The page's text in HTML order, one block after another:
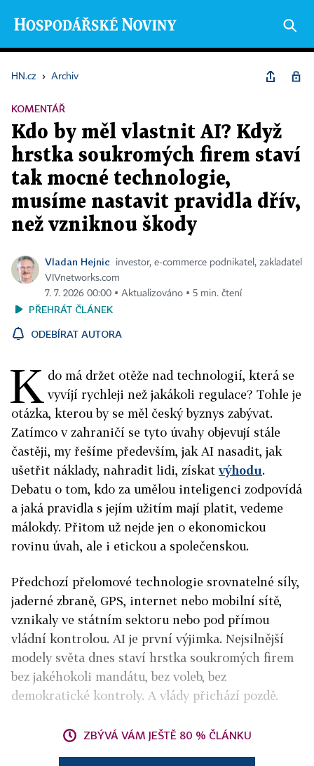
HN.cz › Archiv
KOMENTÁŘ
Kdo by měl vlastnit AI? Když
hrstka soukromých firem staví
tak mocné technologie,
musíme nastavit pravidla dřív,
než vzniknou škody
Vladan Hejnic
investor, e-commerce podnikatel, zakladatel
VIVnetworks.com
7. 7. 2026 00:00 ▪ Aktualizováno ▪ 5 min. čtení
PŘEHRÁT ČLÁNEK
ODEBÍRAT AUTORA
K do má držet otěže nad technologií, která se
vyvíjí rychleji než jakákoli regulace? Tohle je
otázka, kterou by se měl český byznys zabývat.
Zatímco v zahraničí se tyto úvahy objevují stále
častěji, my řešíme především, jak AI nasadit, jak
ušetřit náklady, nahradit lidi, získatvýhodu.
Debatu o tom, kdo za umělou inteligenci zodpovídá
a jaká pravidla s jejím užitím mají platit, vedeme
málokdy. Přitom už nejde jen o ekonomickou
rovinu úvah, ale i etickou a společenskou.
Předchozí přelomové technologie srovnatelné síly,
jaderné zbraně, GPS, internet nebo mobilní sítě,
vznikaly ve státním sektoru nebo pod přímou
vládní kontrolou. AI je první výjimka. Nejsilnější
modely světa dnes staví hrstka soukromých firem
bez jakéhokoli mandátu, bez voleb, bez
demokratické kontroly. A vlády přichází pozdě.
ZBÝVÁ VÁM JEŠTĚ 80 % ČLÁNKU